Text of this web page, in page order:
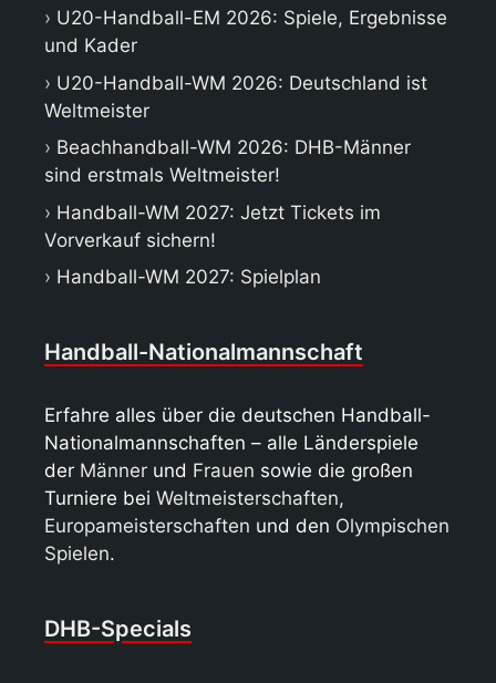
U20-Handball-EM 2026: Spiele, Ergebnisse
und Kader
U20-Handball-WM 2026: Deutschland ist
Weltmeister
Beachhandball-WM 2026: DHB-Männer
sind erstmals Weltmeister!
Handball-WM 2027: Jetzt Tickets im
Vorverkauf sichern!
Handball-WM 2027: Spielplan
Handball-Nationalmannschaft
Erfahre alles über die deutschen Handball-
Nationalmannschaften – alle Länderspiele
der Männer und Frauen sowie die großen
Turniere bei Weltmeisterschaften,
Europameisterschaften und den Olympischen
Spielen.
DHB-Specials